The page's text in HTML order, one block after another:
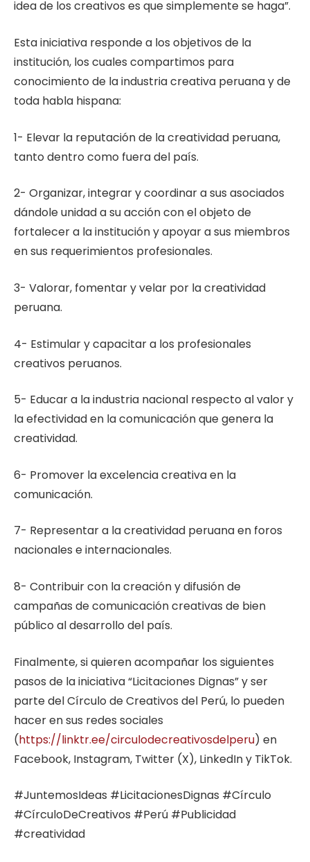
idea de los creativos es que simplemente se haga”.
Esta iniciativa responde a los objetivos de la
institución, los cuales compartimos para
conocimiento de la industria creativa peruana y de
toda habla hispana:
1- Elevar la reputación de la creatividad peruana,
tanto dentro como fuera del país.
2- Organizar, integrar y coordinar a sus asociados
dándole unidad a su acción con el objeto de
fortalecer a la institución y apoyar a sus miembros
en sus requerimientos profesionales.
3- Valorar, fomentar y velar por la creatividad
peruana.
4- Estimular y capacitar a los profesionales
creativos peruanos.
5- Educar a la industria nacional respecto al valor y
la efectividad en la comunicación que genera la
creatividad.
6- Promover la excelencia creativa en la
comunicación.
7- Representar a la creatividad peruana en foros
nacionales e internacionales.
8- Contribuir con la creación y difusión de
campañas de comunicación creativas de bien
público al desarrollo del país.
Finalmente, si quieren acompañar los siguientes
pasos de la iniciativa “Licitaciones Dignas” y ser
parte del Círculo de Creativos del Perú, lo pueden
hacer en sus redes sociales
(https://linktr.ee/circulodecreativosdelperu) en
Facebook, Instagram, Twitter (X), LinkedIn y TikTok.
#JuntemosIdeas #LicitacionesDignas #Círculo
#CírculoDeCreativos #Perú #Publicidad
#creatividad